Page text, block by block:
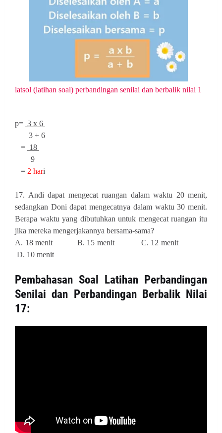
latsol (latihan soal) perbandingan senilai dan berbalik nilai 1
p= 3 x 6
3 + 6
= 18
9
= 2 hari
17. Andi dapat mengecat ruangan dalam waktu 20 menit,
sedangkan Doni dapat mengecatnya dalam waktu 30 menit.
Berapa waktu yang dibutuhkan untuk mengecat ruangan itu
jika mereka mengerjakannya bersama-sama?
A. 18 menit B. 15 menit C. 12 menit
D. 10 menit
Pembahasan Soal Latihan Perbandingan
Senilai dan Perbandingan Berbalik Nilai
17: